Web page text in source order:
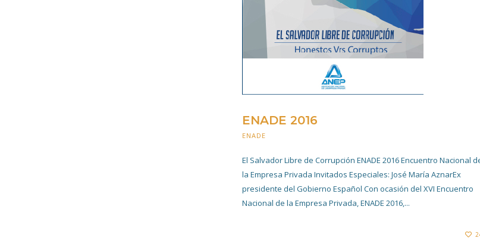
ENADE 2016
ENADE
El Salvador Libre de Corrupción ENADE 2016 Encuentro Nacional
la Empresa Privada Invitados Especiales: José María AznarEx
presidente del Gobierno Español Con ocasión del XVI Encuentro
Nacional de la Empresa Privada, ENADE 2016,...